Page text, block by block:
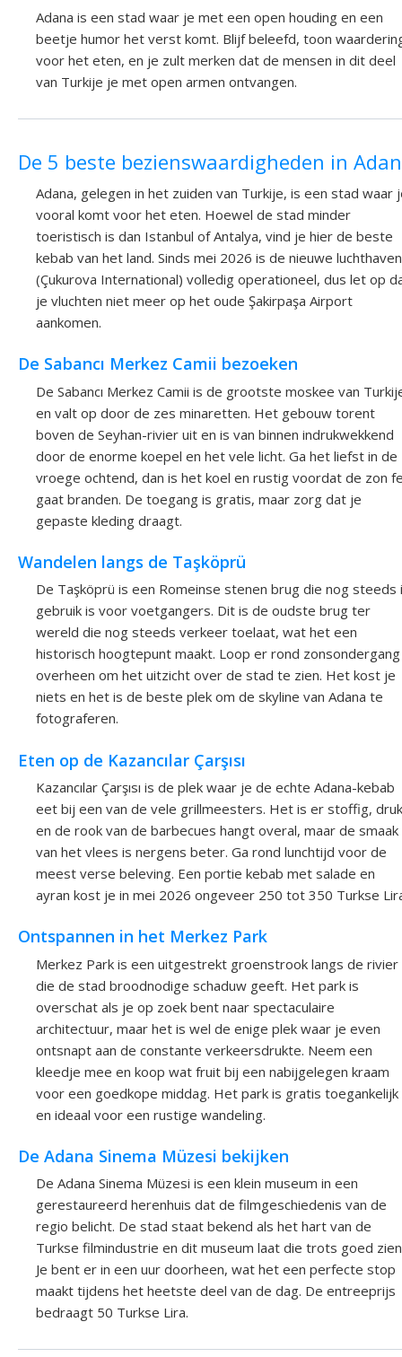
Adana is een stad waar je met een open houding en een
beetje humor het verst komt. Blijf beleefd, toon
voor het eten, en je zult merken dat de mensen in dit deel
van Turkije je met open armen ontvangen.
De 5 beste bezienswaardigheden in
Adana, gelegen in het zuiden van Turkije, is een stad waar
vooral komt voor het eten. Hoewel de stad minder
toeristisch is dan Istanbul of Antalya, vind je hier de beste
kebab van het land. Sinds mei 2026 is de nieuwe luchthaven
(Çukurova International) volledig operationeel, dus let op
je vluchten niet meer op het oude Şakirpaşa Airport
aankomen.
De Sabancı Merkez Camii bezoeken
De Sabancı Merkez Camii is de grootste moskee van
en valt op door de zes minaretten. Het gebouw torent
boven de Seyhan-rivier uit en is van binnen indrukwekkend
door de enorme koepel en het vele licht. Ga het liefst in de
vroege ochtend, dan is het koel en rustig voordat de zon
gaat branden. De toegang is gratis, maar zorg dat je
gepaste kleding draagt.
Wandelen langs de Taşköprü
De Taşköprü is een Romeinse stenen brug die nog steeds
gebruik is voor voetgangers. Dit is de oudste brug ter
wereld die nog steeds verkeer toelaat, wat het een
historisch hoogtepunt maakt. Loop er rond zonsondergang
overheen om het uitzicht over de stad te zien. Het kost je
niets en het is de beste plek om de skyline van Adana te
fotograferen.
Eten op de Kazancılar Çarşısı
Kazancılar Çarşısı is de plek waar je de echte Adana-kebab
eet bij een van de vele grillmeesters. Het is er stoffig, druk
en de rook van de barbecues hangt overal, maar de smaak
van het vlees is nergens beter. Ga rond lunchtijd voor de
meest verse beleving. Een portie kebab met salade en
ayran kost je in mei 2026 ongeveer 250 tot 350 Turkse
Ontspannen in het Merkez Park
Merkez Park is een uitgestrekt groenstrook langs de rivier
die de stad broodnodige schaduw geeft. Het park is
overschat als je op zoek bent naar spectaculaire
architectuur, maar het is wel de enige plek waar je even
ontsnapt aan de constante verkeersdrukte. Neem een
kleedje mee en koop wat fruit bij een nabijgelegen kraam
voor een goedkope middag. Het park is gratis toegankelijk
en ideaal voor een rustige wandeling.
De Adana Sinema Müzesi bekijken
De Adana Sinema Müzesi is een klein museum in een
gerestaureerd herenhuis dat de filmgeschiedenis van de
regio belicht. De stad staat bekend als het hart van de
Turkse filmindustrie en dit museum laat die trots goed
Je bent er in een uur doorheen, wat het een perfecte stop
maakt tijdens het heetste deel van de dag. De entreeprijs
bedraagt 50 Turkse Lira.